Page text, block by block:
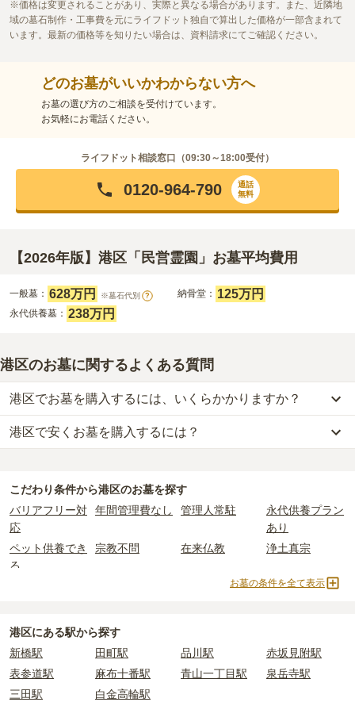
にいくらでもあります。
口コミの続きを読む
価格は変更されることがあり、実際と異なる場合があります。また、近隣地
域の墓石制作・工事費を元にライフドット独自で算出した価格が一部含まれて
います。最新の価格等を知りたい場合は、資料請求にてご確認ください。
どのお墓がいいかわからない方へ
お墓の選び方のご相談を受付けています。
お気軽にお電話ください。
ライフドット相談窓口（09:30～18:00受付）
0120-964-790
通話
無料
【2026年版】港区「民営霊園」お墓平均費用
一般墓： 628万円 ※墓石代別 ? 納骨堂： 125万円
永代供養墓： 238万円
港区のお墓に関するよくある質問
港区でお墓を購入するには、いくらかかりますか？
港区での購入費用の目安は、一般墓が約434万円、樹木葬が約107
万円、納骨堂が約145万円、永代供養墓が約50万円です。
2つが主な費用となります。
の一般墓の永代使用料の平均は267万円で、墓石代は東京都の
平均
です。いずれも区画の広さや墓石の大きさ・素材に
樹木葬・納骨堂・永代供養墓は、基本的に墓石代がかからず、永代
・開眼法要の費用 ：お墓を新しく建てた際に行う儀式のための費
用。僧侶に渡すお布施がかかります。
・納骨式の費用
：お墓に遺骨を納める儀式のための費用。僧侶に渡
すお布施、会食などの費用がかかります。
・年間管理費
：お墓の管理費。契約後、毎年発生するケースがあり
港区で安くお墓を購入するには？
万円からお求めいただけます。
する「合祀墓（ごうしぼ）」と呼ばれるタイプです。個別のお墓に
比べて省スペースで管理の手間がかからないため、費用が安く設定
されています。
価格の目安は、1名あたり5万円〜30万円程度です。
こだわり条件から港区のお墓を探す
バリアフリー対
応
年間管理費なし 管理人常駐
永代供養プラン
あり
ペット供養でき
る
宗教不問 在来仏教 浄土真宗
浄土宗
樹木葬
納骨堂
民営霊園
寺院墓地 1人用区画あり
2人用区画あり
3人用区画あり
お墓の条件を全て表示
港区にある駅から探す
新橋駅
田町駅 品川駅
赤坂見附駅
表参道駅
麻布十番駅 青山一丁目駅
泉岳寺駅
三田駅
白金高輪駅